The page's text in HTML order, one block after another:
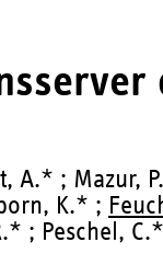
A.* ; Mazur,
K.* ;
; Peschel,